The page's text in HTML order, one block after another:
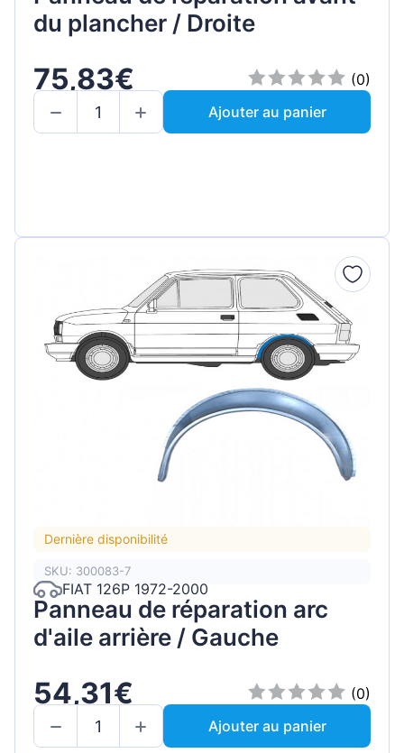
du plancher / Droite
75,83€
(0)
Ajouter au panier
Dernière disponibilité
SKU: 300083-7
FIAT 126P 1972-2000
Panneau de réparation arc
d'aile arrière / Gauche
54,31€
(0)
Ajouter au panier